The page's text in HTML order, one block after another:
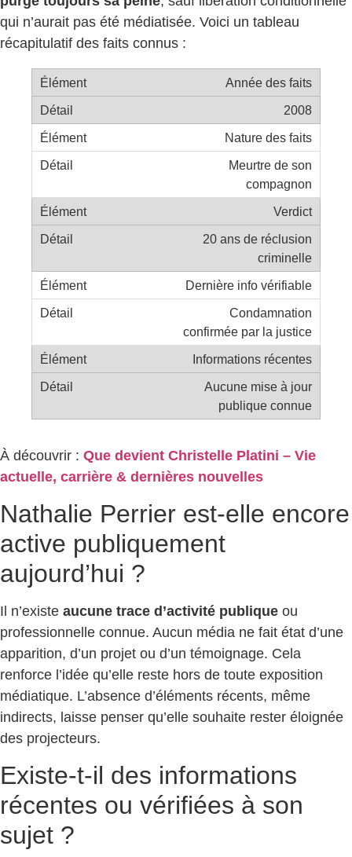
qui n’aurait pas été médiatisée. Voici un tableau
récapitulatif des faits connus :
Année des faits
2008
Nature des faits
Meurtre de son
compagnon
Verdict
20 ans de réclusion
criminelle
Dernière info vérifiable
Condamnation
confirmée par la justice
Informations récentes
Aucune mise à jour
publique connue
À découvrir : Que devient Christelle Platini – Vie
actuelle, carrière & dernières nouvelles
Nathalie Perrier est-elle encore
active publiquement
aujourd’hui ?
Il n’existe aucune trace d’activité publique ou
professionnelle connue. Aucun média ne fait état d’une
apparition, d’un projet ou d’un témoignage. Cela
renforce l’idée qu’elle reste hors de toute exposition
médiatique. L’absence d’éléments récents, même
indirects, laisse penser qu’elle souhaite rester éloignée
des projecteurs.
Existe-t-il des informations
récentes ou vérifiées à son
sujet ?